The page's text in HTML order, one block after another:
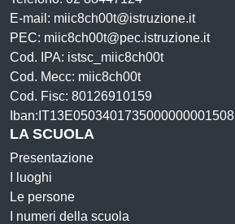
E-mail: miic8ch00t@istruzione.it
PEC: miic8ch00t@pec.istruzione.it
Cod. IPA: istsc_miic8ch00t
Cod. Mecc: miic8ch00t
Cod. Fisc: 80126910159
Iban:IT13E0503401735000000001508
LA SCUOLA
Presentazione
I luoghi
Le persone
I numeri della scuola